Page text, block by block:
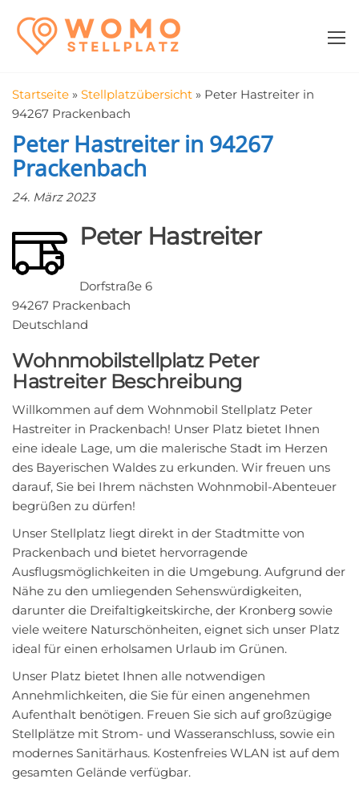
Inhalt
springen
in der Nähe
Startseite » Stellplatzübersicht » Peter Hastreiter in
94267 Prackenbach
Peter Hastreiter in 94267
Prackenbach
24. März 2023
Peter Hastreiter
Dorfstraße 6
94267 Prackenbach
Deutschland
Wohnmobilstellplatz Peter
Hastreiter Beschreibung
Willkommen auf dem Wohnmobil Stellplatz Peter
Hastreiter in Prackenbach! Unser Platz bietet Ihnen
eine ideale Lage, um die malerische Stadt im Herzen
des Bayerischen Waldes zu erkunden. Wir freuen uns
darauf, Sie bei Ihrem nächsten Wohnmobil-Abenteuer
begrüßen zu dürfen!
Unser Stellplatz liegt direkt in der Stadtmitte von
Prackenbach und bietet hervorragende
Ausflugsmöglichkeiten in die Umgebung. Aufgrund der
Nähe zu den umliegenden Sehenswürdigkeiten,
darunter die Dreifaltigkeitskirche, der Kronberg sowie
viele weitere Naturschönheiten, eignet sich unser Platz
ideal für einen erholsamen Urlaub im Grünen.
Unser Platz bietet Ihnen alle notwendigen
Annehmlichkeiten, die Sie für einen angenehmen
Aufenthalt benötigen. Freuen Sie sich auf großzügige
Stellplätze mit Strom- und Wasseranschluss, sowie ein
modernes Sanitärhaus. Kostenfreies WLAN ist auf dem
gesamten Gelände verfügbar.